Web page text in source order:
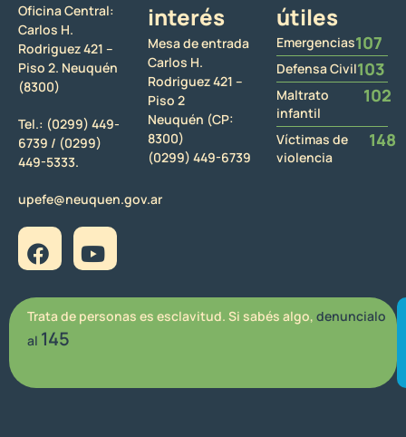
Oficina Central:
Carlos H.
Rodriguez 421 –
Piso 2. Neuquén
(8300)
Tel.: (0299) 449-
6739 / (0299)
449-5333.
upefe@neuquen.gov.ar
interés
Mesa de entrada
Carlos H.
Rodriguez 421 –
Piso 2
Neuquén (CP:
8300)
(0299) 449-6739
útiles
Emergencias107
Defensa Civil103
Maltrato
infantil
102
Víctimas de
violencia
148
Trata de personas es esclavitud. Si sabés algo, denuncialo
al 145